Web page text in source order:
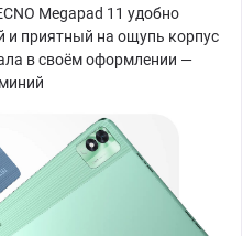
Megapad 11 удобно
и приятный на ощупь корпус
в своём оформлении —